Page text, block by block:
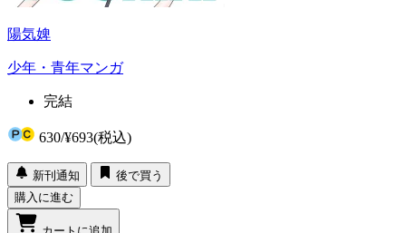
陽気婢
少年・青年マンガ
完結
630/¥693(税込)
新刊通知
後で買う
購入に進む